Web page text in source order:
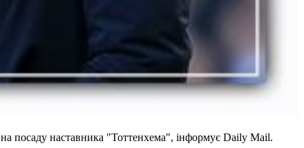
посаду наставника "Тоттенхема", інформує Daily Mail.